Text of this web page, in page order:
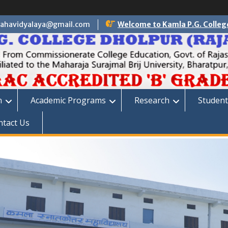
Welcome to Kamla P.G.
Academic Programs Research
Us